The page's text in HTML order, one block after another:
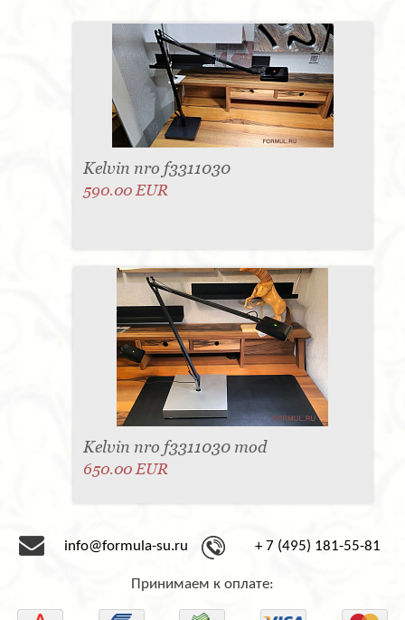
Kelvin nro f3311030
590.00 EUR
Kelvin nro f3311030 mod
650.00 EUR
info@formula-su.ru + 7 (495) 181-55-81
Принимаем к оплате: